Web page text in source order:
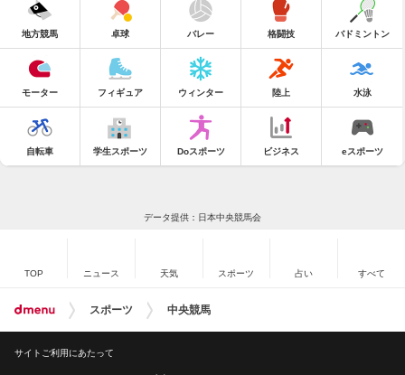
地方競馬 卓球 バレー 格闘技 バドミントン
モーター フィギュア ウィンター 陸上 水泳
自転車 学生スポーツ Doスポーツ ビジネス eスポーツ
データ提供：日本中央競馬会
TOP ニュース 天気 スポーツ 占い すべて
スポーツ 中央競馬
サイトご利用にあたって